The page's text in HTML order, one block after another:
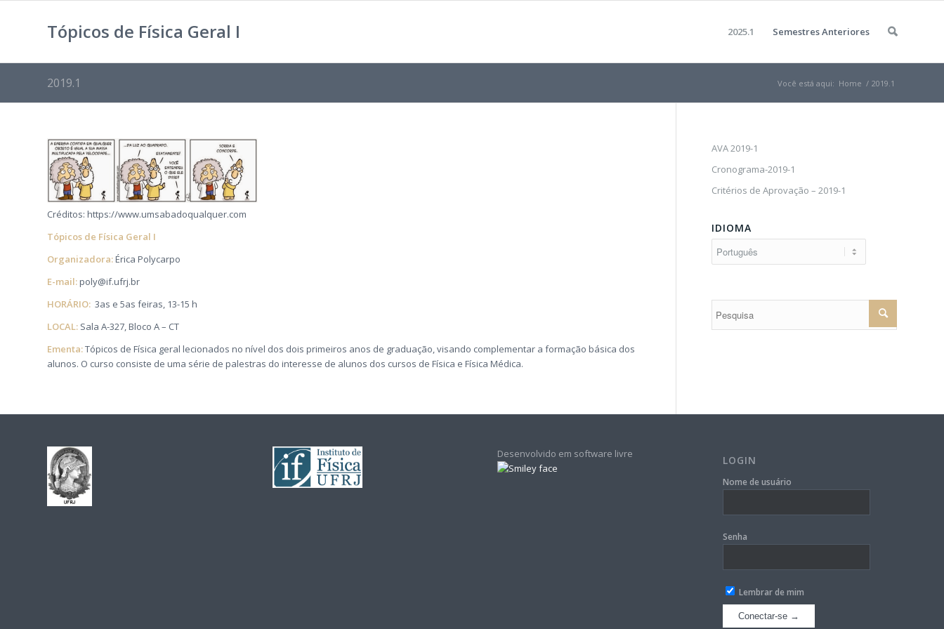
Tópicos de Física Geral I 2025.1 Semestres Anteriores
2019.1 Você está aqui: Home / 2019.1
Créditos: https://www.umsabadoqualquer.com
Tópicos de Física Geral I
Organizadora:Érica Polycarpo
E-mail:poly@if.ufrj.br
HORÁRIO: 3as e 5as feiras, 13-15 h
LOCAL: Sala A-327, Bloco A – CT
Ementa:Tópicos de Física geral lecionados no nível dos dois primeiros anos de graduação, visando complementar a formação básica dos
alunos. O curso consiste de uma série de palestras do interesse de alunos dos cursos de Física e Física Médica.
AVA 2019-1
Cronograma-2019-1
Critérios de Aprovação – 2019-1
IDIOMA
Desenvolvido em software livre LOGIN
Nome de usuário
Senha
Lembrar de mim